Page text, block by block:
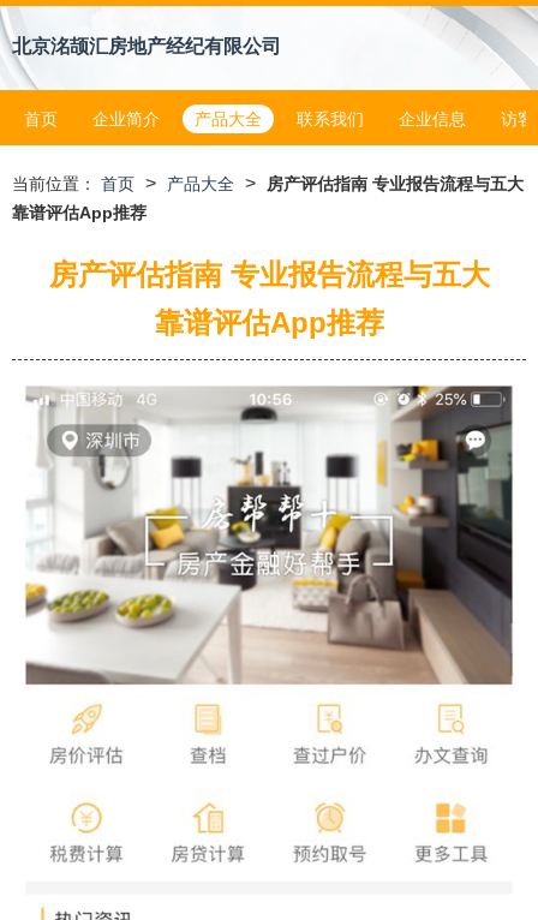
北京洺颉汇房地产经纪有限公司
首页 企业简介 产品大全 联系我们 企业信息 访客
当前位置： 首页 > 产品大全 >
房产评估指南 专业报告流程与五大
靠谱评估App推荐
房产评估指南 专业报告流程与五大
靠谱评估App推荐